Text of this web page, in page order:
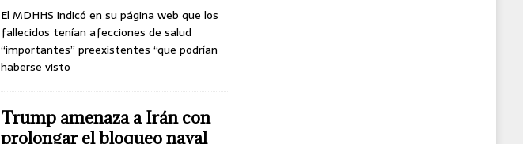
El MDHHS indicó en su página web que los
fallecidos tenían afecciones de salud
“importantes” preexistentes “que podrían
haberse visto
Trump amenaza a Irán con
prolongar el bloqueo naval